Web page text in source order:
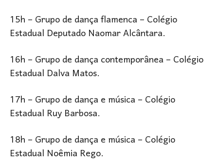
15h – Grupo de dança flamenca – Colégio
Estadual Deputado Naomar Alcântara.
16h – Grupo de dança contemporânea – Colégio
Estadual Dalva Matos.
17h – Grupo de dança e música – Colégio
Estadual Ruy Barbosa.
18h – Grupo de dança e música – Colégio
Estadual Noêmia Rego.